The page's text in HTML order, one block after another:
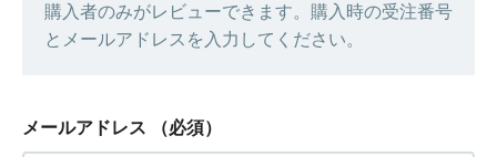
購入者のみがレビューできます。購入時の受注番号
とメールアドレスを入力してください。
メールアドレス （必須）